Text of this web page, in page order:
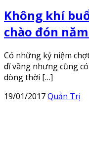
Không khí
chào đón
Có những kỷ niệm
dĩ vãng nhưng cũng
dòng thời […]
19/01/2017Quản Trị